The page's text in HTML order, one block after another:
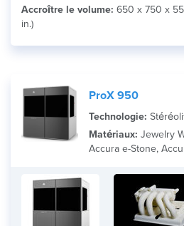
Accroître le volume: 650 x 750 x
in.)
ProX 950
Technologie:
Matériaux: Jewelry
Accura e-Stone,